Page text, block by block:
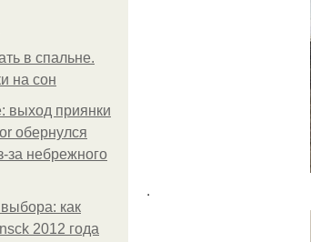
в спальне.
на сон
выход приянки
обернулся
за небрежного
как
2012 года
.